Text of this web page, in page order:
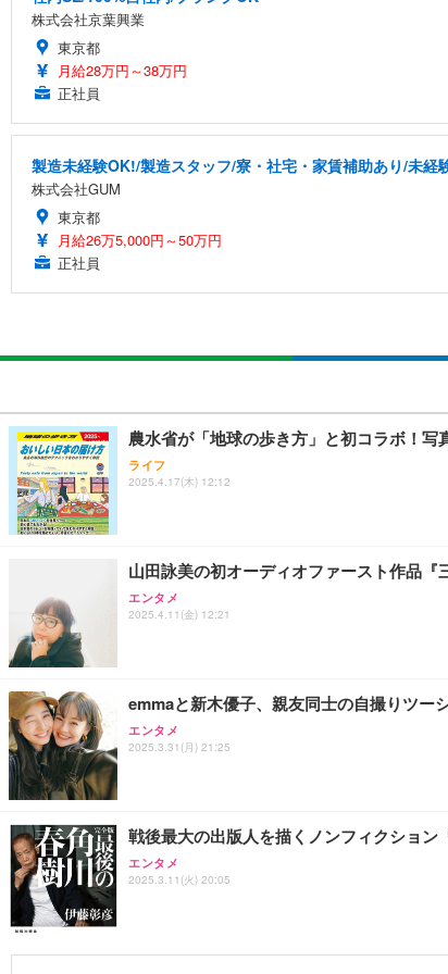
株式会社京葉興業
東京都
月給28万円～38万円
正社員
製造未経験OK!/製造スタッフ/寮・社宅・家賃補助あり/未経
株式会社GUM
東京都
月給26万5,000円～50万円
正社員
農水省が「地球の歩き方」と初コラボ！
ライフ
2025.4.17(木) 12:12
山田詠美の初オーディオファースト作品
エンタメ
2025.4.11(金) 12:21
emmaと新木優子、親友同士の自撮りツー
エンタメ
2025.3.31(月) 21:25
戦後最大の出版人を描くノンフィクショ
エンタメ
2025.3.11(火) 20:05